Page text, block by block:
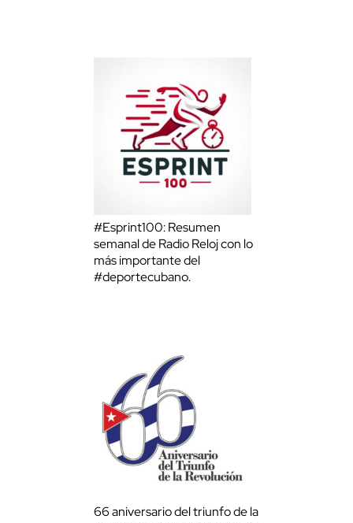
#Esprint100: Resumen
semanal de Radio Reloj con lo
más importante del
#deportecubano.
66 aniversario del triunfo de la